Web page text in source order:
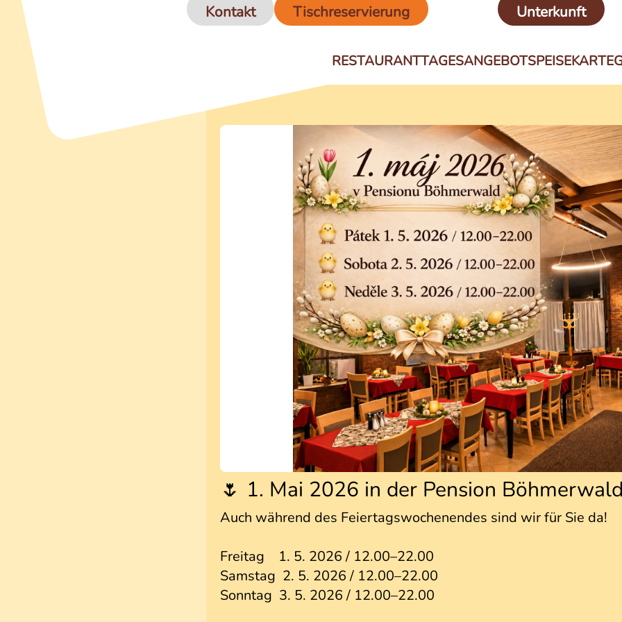
Kontakt Tischreservierung Unterkunft
RESTAURANTTAGESANGEBOTSPEISEKARTE
🌷 1. Mai 2026 in der Pension
Auch während des Feiertagswochenendes sind wir für Sie da!
Freitag 1. 5. 2026 / 12.00–22.00
Samstag 2. 5. 2026 / 12.00–22.00
Sonntag 3. 5. 2026 / 12.00–22.00